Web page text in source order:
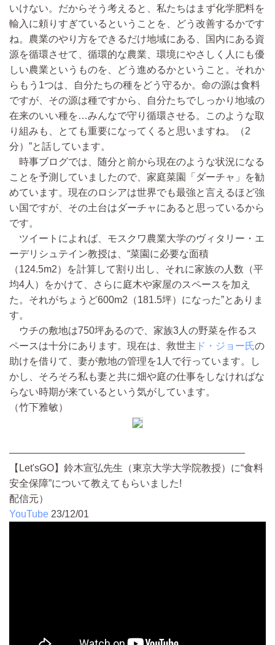
いけない。だからそう考えると、私たちはまず化学肥料を
輸入に頼りすぎているということを、どう改善するかです
ね。農業のやり方をできるだけ地域にある、国内にある資
源を循環させて、循環的な農業、環境にやさしく人にも優
しい農業というものを、どう進めるかということ。それか
らもう1つは、自分たちの種をどう守るか。命の源は食料
ですが、その源は種ですから、自分たちでしっかり地域の
在来のいい種を…みんなで守り循環させる。このような取
り組みも、とても重要になってくると思いますね。（2
分）”と話しています。
時事ブログでは、随分と前から現在のような状況になる
ことを予測していましたので、家庭菜園「ダーチャ」を勧
めています。現在のロシアは世界でも最強と言えるほど強
い国ですが、その土台はダーチャにあると思っているから
です。
ツイートによれば、モスクワ農業大学のヴィタリー・エ
ーデリシュテイン教授は、“菜園に必要な面積
（124.5m2）を計算して割り出し、それに家族の人数（平
均4人）をかけて、さらに庭木や家屋のスペースを加え
た。それがちょうど600m2（181.5坪）になった”とありま
す。
ウチの敷地は750坪あるので、家族3人の野菜を作るス
ペースは十分にあります。現在は、救世主 ド・ジョー氏の
助けを借りて、妻が敷地の管理を1人で行っています。し
かし、そろそろ私も妻と共に畑や庭の仕事をしなければな
らない時期が来ているという気がしています。
（竹下雅敏）
————————————————————————
【Let'sGO】鈴木宣弘先生（東京大学大学院教授）に“食料
安全保障”について教えてもらいました!
配信元）
YouTube 23/12/01